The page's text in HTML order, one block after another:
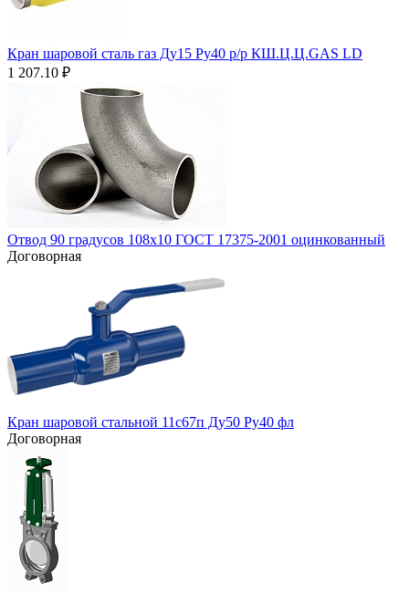
Кран шаровой сталь газ Ду15 Ру40 р/р КШ.Ц.Ц.GAS LD
1 207.10 ₽
Отвод 90 градусов 108х10 ГОСТ 17375-2001 оцинкованный
Договорная
Кран шаровой стальной 11с67п Ду50 Ру40 фл
Договорная